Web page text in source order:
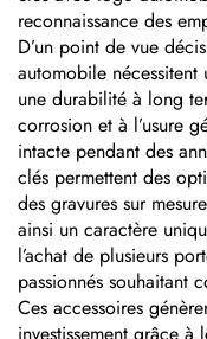
reconnaissance des
D’un point de vue
automobile nécessitent
une durabilité à long
corrosion et à l’usure
intacte pendant des
clés permettent des
des gravures sur
ainsi un caractère
l’achat de plusieurs
passionnés souhaitant
Ces accessoires